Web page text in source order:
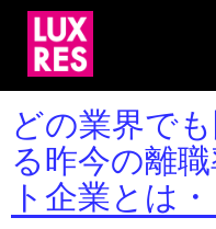
どの業界で
る昨今の離
ト企業とは・